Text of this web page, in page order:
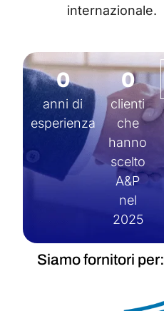
internazionale.
anni di
esperienza
0
clienti
che
hanno
scelto
A&P
nel
2025
0
Siamo fornitori per: